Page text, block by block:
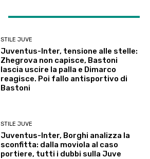
STILE JUVE
Juventus-Inter, tensione alle stelle:
Zhegrova non capisce, Bastoni
lascia uscire la palla e Dimarco
reagisce. Poi fallo antisportivo di
Bastoni
STILE JUVE
Juventus-Inter, Borghi analizza la
sconfitta: dalla moviola al caso
portiere, tutti i dubbi sulla Juve